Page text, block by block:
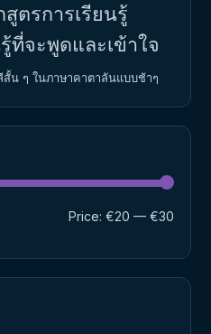
ตรการเรียนรู้
ที่จะพูดและเข้าใจ
สั้น ๆ ในภาษาคาตาลันแบบช้าๆ
Price: €20 — €30